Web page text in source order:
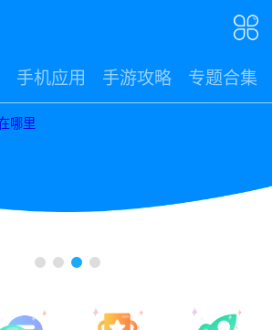
手机应用 手游攻略 专题合集